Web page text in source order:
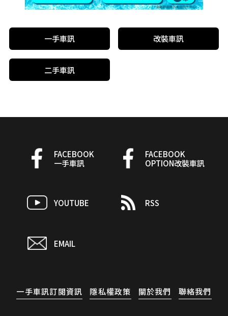
一手車訊 改裝車訊
二手車訊
FACEBOOK
一手車訊
FACEBOOK
OPTION改裝車訊
YOUTUBE RSS
EMAIL
一手車訊訂閱資訊 隱私權政策 關於我們 聯絡我們